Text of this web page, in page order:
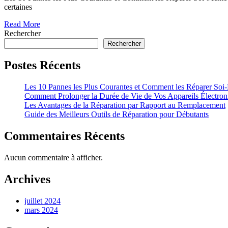
certaines
Read More
Rechercher
Rechercher
Postes Récents
Les 10 Pannes les Plus Courantes et Comment les Réparer
Comment Prolonger la Durée de Vie de Vos Appareils
Les Avantages de la Réparation par Rapport au Remplacement
Guide des Meilleurs Outils de Réparation pour Débutants
Commentaires Récents
Aucun commentaire à afficher.
Archives
juillet 2024
mars 2024